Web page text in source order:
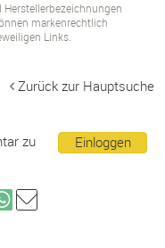
Herstellerbezeichnungen
markenrechtlich
Links.
Zurück zur Hauptsuche
Einloggen
zu